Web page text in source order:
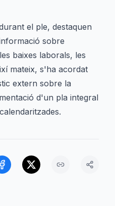
el ple, destaquen
sobre
baixes laborals, les
mateix, s'ha acordat
extern sobre la
d'un pla integral